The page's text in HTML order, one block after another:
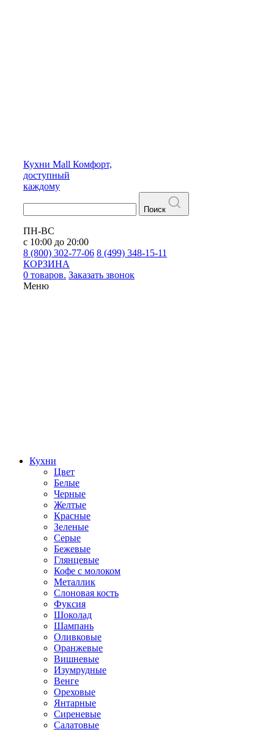
Кухни Mall Комфорт,
доступный
каждому
Поиск
ПН-ВС
с 10:00 до 20:00
8 (800) 302-77-06 8 (499) 348-15-11
КОРЗИНА
0 товаров. Заказать звонок
Меню
Кухни
Цвет
Белые
Черные
Желтые
Красные
Зеленые
Серые
Бежевые
Глянцевые
Кофе с молоком
Металлик
Слоновая кость
Фуксия
Шоколад
Шампань
Оливковые
Оранжевые
Вишневые
Изумрудные
Венге
Ореховые
Янтарные
Сиреневые
Салатовые